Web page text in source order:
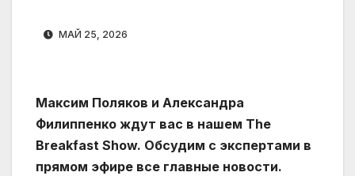
МАЙ 25, 2026
Максим Поляков‬ и Александра
Филиппенко ждут вас в нашем The
Breakfast Show. Обсудим с экспертами в
прямом эфире все главные новости.